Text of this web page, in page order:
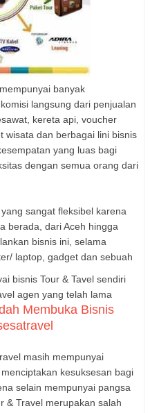
banyak
langsung dari penjualan
kereta api, voucher
wisata dan berbagai lini bisnis
yang luas bagi
dengan semua orang dari
sangat fleksibel karena
berada, dari Aceh hingga
bisnis ini, selama
laptop, gadget dan sebuah
bisnis Tour & Tavel sendiri
agen yang telah lama
Membuka Bisnis
masih mempunyai
kesuksesan bagi
selain mempunyai pangsa
& Travel merupakan salah